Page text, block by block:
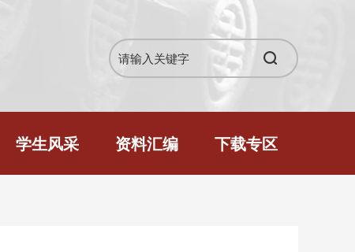
学生风采 资料汇编 下载专区